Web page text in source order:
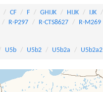
CF F GHIJK HIJK IJK
R-P297 R-CTS8627 R-M269
U5b U5b2 U5b2a U5b2a2